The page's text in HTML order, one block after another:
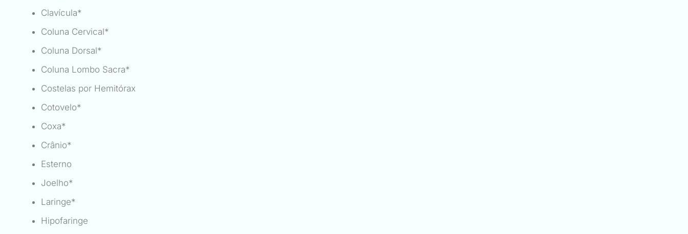
Clavícula*
Coluna Cervical*
Coluna Dorsal*
Coluna Lombo Sacra*
Costelas por Hemitórax
Cotovelo*
Coxa*
Crânio*
Esterno
Joelho*
Laringe*
Hipofaringe